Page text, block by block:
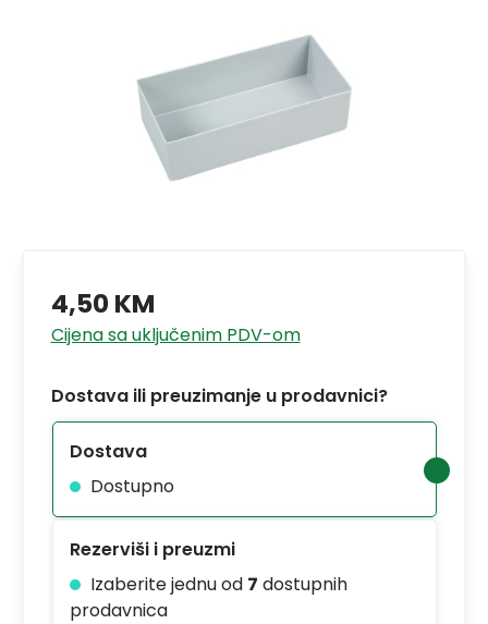
4,50 KM
Cijena sa uključenim PDV-om
Dostava ili preuzimanje u prodavnici?
Dostava
Dostupno
Rezerviši i preuzmi
Izaberite jednu od 7 dostupnih
prodavnica